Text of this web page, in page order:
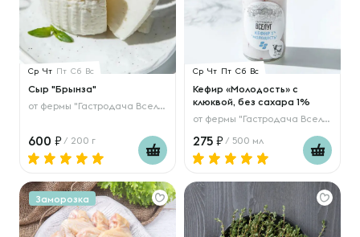
Ср Чт Пт Сб Вс
Сыр "Брынза"
от фермы "Гастродача Вселуг"
600 / 200 г
Ср Чт Пт Сб Вс
Кефир «Молодость» с
клюквой, без сахара 1%
от фермы "Гастродача Вселуг"
275 / 500 мл
Заморозка